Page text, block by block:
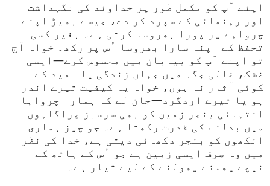
اپنے آپ کو مکمل طور پر خداوند کی نگہداشت
اور رہنمائی کے سپرد کر دے، جیسے بھیڑ اپنے
چرواہے پر پورا بھروسا کرتی ہے۔ بغیر کسی
تحفظ کے اپنا سارا بھروسا اُس پر رکھ۔ خواہ آج
تو اپنے آپ کو بیابان میں محسوس کرے—ایسی
خشک، خالی جگہ میں جہاں زندگی یا امید کے
کوئی آثار نہ ہوں، خواہ یہ کیفیت تیرے اندر
ہو یا تیرے اردگرد—جان لے کہ ہمارا چرواہا
انتہائی بنجر زمین کو بھی سرسبز چراگاہوں
میں بدلنے کی قدرت رکھتا ہے۔ جو چیز ہماری
آنکھوں کو بنجر دکھائی دیتی ہے، خدا کی نظر
میں وہ صرف ایسی زمین ہے جو اُس کے ہاتھ کے
نیچے پھلنے پھولنے کے لیے تیار ہے۔